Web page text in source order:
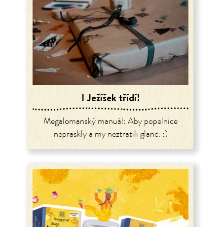
I Ježíšek třídí!
Megalomanský manuál: Aby popelnice
nepraskly a my neztratili glanc. :)